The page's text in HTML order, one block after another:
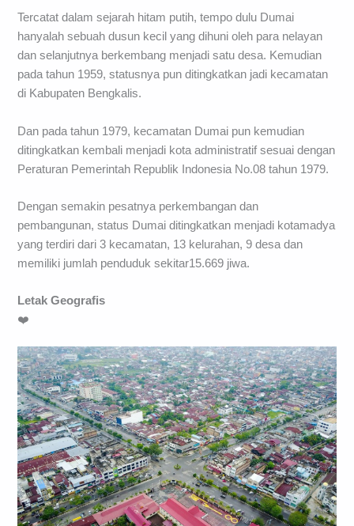
Tercatat dalam sejarah hitam putih, tempo dulu Dumai
hanyalah sebuah dusun kecil yang dihuni oleh para nelayan
dan selanjutnya berkembang menjadi satu desa. Kemudian
pada tahun 1959, statusnya pun ditingkatkan jadi kecamatan
di Kabupaten Bengkalis.
Dan pada tahun 1979, kecamatan Dumai pun kemudian
ditingkatkan kembali menjadi kota administratif sesuai dengan
Peraturan Pemerintah Republik Indonesia No.08 tahun 1979.
Dengan semakin pesatnya perkembangan dan
pembangunan, status Dumai ditingkatkan menjadi kotamadya
yang terdiri dari 3 kecamatan, 13 kelurahan, 9 desa dan
memiliki jumlah penduduk sekitar15.669 jiwa.
Letak Geografis
❤️